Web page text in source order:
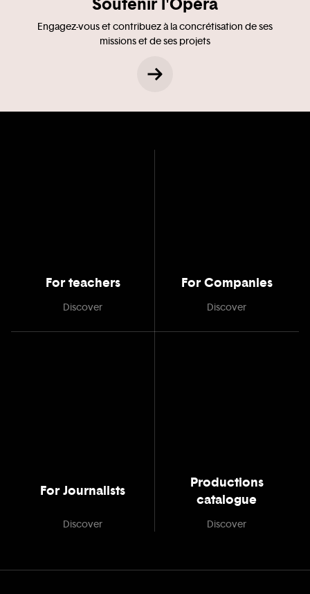
Engagez-vous et contribuez à la concrétisation de ses
missions et de ses projets
For teachers
Discover
For Companies
Discover
For Journalists
Discover
Productions
catalogue
Discover